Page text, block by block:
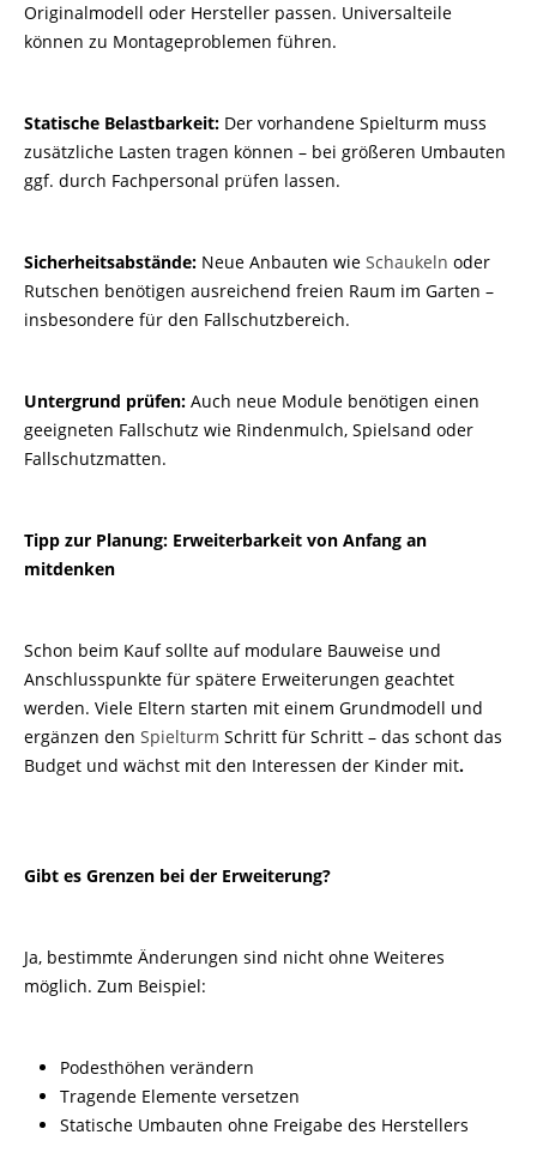
Originalmodell oder Hersteller passen. Universalteile
können zu Montageproblemen führen.
Statische Belastbarkeit: Der vorhandene Spielturm muss
zusätzliche Lasten tragen können – bei größeren Umbauten
ggf. durch Fachpersonal prüfen lassen.
Sicherheitsabstände: Neue Anbauten wie Schaukeln oder
Rutschen benötigen ausreichend freien Raum im Garten –
insbesondere für den Fallschutzbereich.
Untergrund prüfen: Auch neue Module benötigen einen
geeigneten Fallschutz wie Rindenmulch, Spielsand oder
Fallschutzmatten.
Tipp zur Planung: Erweiterbarkeit von Anfang an
mitdenken
Schon beim Kauf sollte auf modulare Bauweise und
Anschlusspunkte für spätere Erweiterungen geachtet
werden. Viele Eltern starten mit einem Grundmodell und
ergänzen den Spielturm Schritt für Schritt – das schont das
Budget und wächst mit den Interessen der Kinder mit.
Gibt es Grenzen bei der Erweiterung?
Ja, bestimmte Änderungen sind nicht ohne Weiteres
möglich. Zum Beispiel:
Podesthöhen verändern
Tragende Elemente versetzen
Statische Umbauten ohne Freigabe des Herstellers